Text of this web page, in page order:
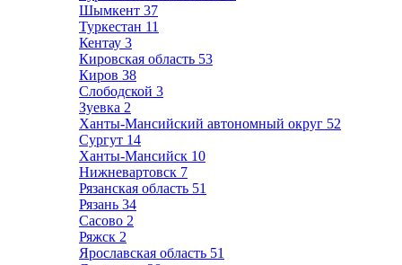
Шымкент 37
Туркестан 11
Кентау 3
Кировская область 53
Киров 38
Слободской 3
Зуевка 2
Ханты-Мансийский автономный округ 52
Сургут 14
Ханты-Мансийск 10
Нижневартовск 7
Рязанская область 51
Рязань 34
Сасово 2
Ряжск 2
Ярославская область 51